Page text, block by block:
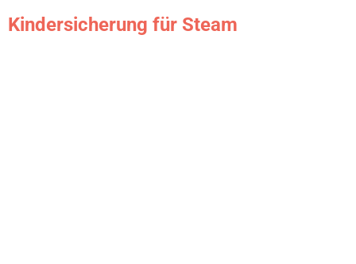
Kindersicherung für Steam